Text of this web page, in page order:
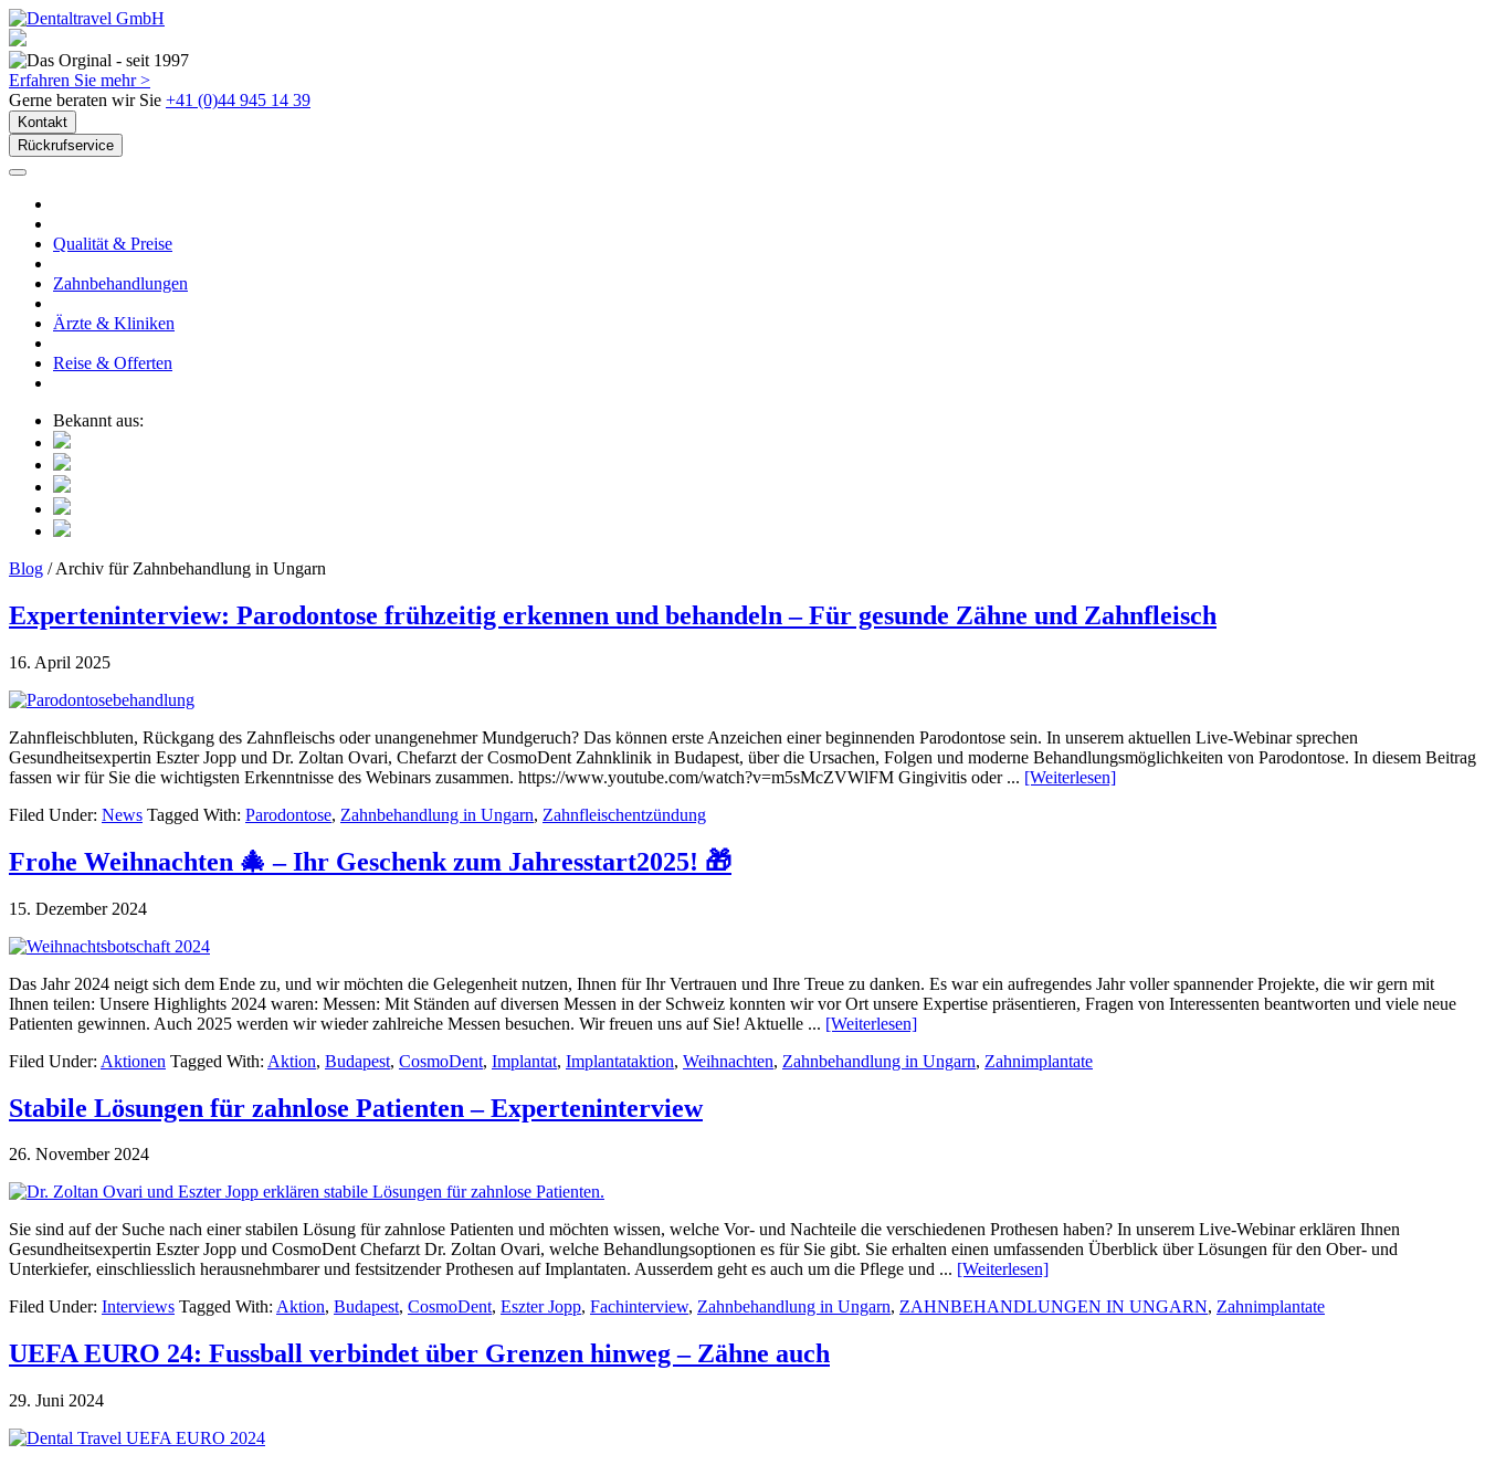
Erfahren Sie mehr >
Gerne beraten wir Sie +41 (0)44 945 14 39
Kontakt
Rückrufservice
Qualität & Preise
Zahnbehandlungen
Ärzte & Kliniken
Reise & Offerten
Bekannt aus:
Blog / Archiv für Zahnbehandlung in Ungarn
Experteninterview: Parodontose frühzeitig erkennen und behandeln – Für gesunde Zähne und Zahnfleisch
16. April 2025
Zahnfleischbluten, Rückgang des Zahnfleischs oder unangenehmer Mundgeruch? Das können erste Anzeichen einer beginnenden Parodontose sein. In unserem aktuellen Live-Webinar sprechen
Gesundheitsexpertin Eszter Jopp und Dr. Zoltan Ovari, Chefarzt der CosmoDent Zahnklinik in Budapest, über die Ursachen, Folgen und moderne Behandlungsmöglichkeiten von Parodontose. In diesem Beitrag
fassen wir für Sie die wichtigsten Erkenntnisse des Webinars zusammen. https://www.youtube.com/watch?v=m5sMcZVWlFM Gingivitis oder ... [Weiterlesen]
Filed Under: News Tagged With: Parodontose, Zahnbehandlung in Ungarn, Zahnfleischentzündung
Frohe Weihnachten 🎄 – Ihr Geschenk zum Jahresstart2025! 🎁
15. Dezember 2024
Das Jahr 2024 neigt sich dem Ende zu, und wir möchten die Gelegenheit nutzen, Ihnen für Ihr Vertrauen und Ihre Treue zu danken. Es war ein aufregendes Jahr voller spannender Projekte, die wir gern mit
Ihnen teilen: Unsere Highlights 2024 waren: Messen: Mit Ständen auf diversen Messen in der Schweiz konnten wir vor Ort unsere Expertise präsentieren, Fragen von Interessenten beantworten und viele neue
Patienten gewinnen. Auch 2025 werden wir wieder zahlreiche Messen besuchen. Wir freuen uns auf Sie! Aktuelle ... [Weiterlesen]
Filed Under: Aktionen Tagged With: Aktion, Budapest, CosmoDent, Implantat, Implantataktion, Weihnachten, Zahnbehandlung in Ungarn, Zahnimplantate
Stabile Lösungen für zahnlose Patienten – Experteninterview
26. November 2024
Sie sind auf der Suche nach einer stabilen Lösung für zahnlose Patienten und möchten wissen, welche Vor- und Nachteile die verschiedenen Prothesen haben? In unserem Live-Webinar erklären Ihnen
Gesundheitsexpertin Eszter Jopp und CosmoDent Chefarzt Dr. Zoltan Ovari, welche Behandlungsoptionen es für Sie gibt. Sie erhalten einen umfassenden Überblick über Lösungen für den Ober- und
Unterkiefer, einschliesslich herausnehmbarer und festsitzender Prothesen auf Implantaten. Ausserdem geht es auch um die Pflege und ... [Weiterlesen]
Filed Under: Interviews Tagged With: Aktion, Budapest, CosmoDent, Eszter Jopp, Fachinterview, Zahnbehandlung in Ungarn, ZAHNBEHANDLUNGEN IN UNGARN, Zahnimplantate
UEFA EURO 24: Fussball verbindet über Grenzen hinweg – Zähne auch
29. Juni 2024